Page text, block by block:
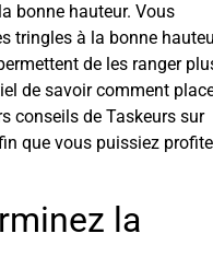
bonne hauteur. Vous
tringles à la bonne
de les ranger
de savoir comment
conseils de Taskeurs sur
que vous puissiez
la